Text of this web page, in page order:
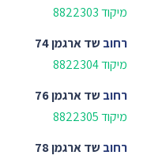
מיקוד 8822303
רחוב שד ארגמן 74
מיקוד 8822304
רחוב שד ארגמן 76
מיקוד 8822305
רחוב שד ארגמן 78